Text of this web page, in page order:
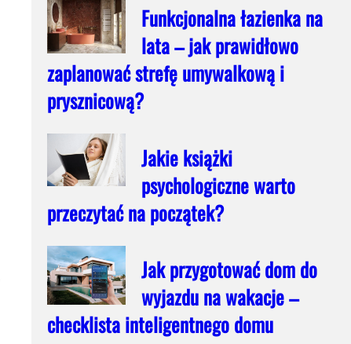
Funkcjonalna łazienka na
lata – jak prawidłowo
zaplanować strefę umywalkową i
prysznicową?
Jakie książki
psychologiczne warto
przeczytać na początek?
Jak przygotować dom do
wyjazdu na wakacje –
checklista inteligentnego domu